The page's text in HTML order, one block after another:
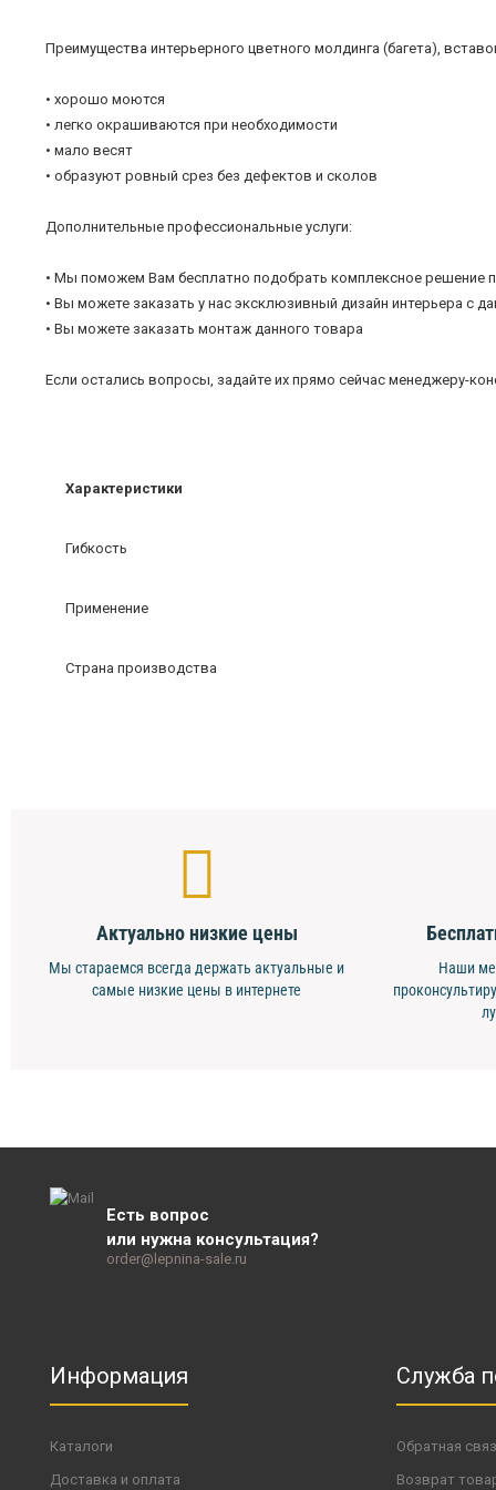
Преимущества интерьерного цветного молдинга (багета),
• хорошо моются
• легко окрашиваются при необходимости
• мало весят
• образуют ровный срез без дефектов и сколов
Дополнительные профессиональные услуги:
• Мы поможем Вам бесплатно подобрать комплексное решение
• Вы можете заказать у нас эксклюзивный дизайн интерьера с
• Вы можете заказать монтаж данного товара
Если остались вопросы, задайте их прямо сейчас менеджеру-
Характеристики
Гибкость
Применение
Страна производства
Актуально низкие цены
Мы стараемся всегда держать актуальные и
самые низкие цены в интернете
Наши
Есть вопрос
или нужна консультация?
order@lepnina-sale.ru
Информация
Каталоги
Доставка и оплата
Служба
Обратная
Возврат